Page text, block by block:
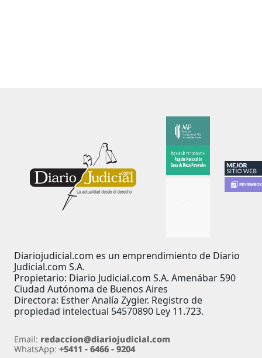
Diariojudicial.com es un emprendimiento de Diario
Judicial.com S.A.
Propietario: Diario Judicial.com S.A. Amenábar 590
Ciudad Autónoma de Buenos Aires
Directora: Esther Analía Zygier. Registro de
propiedad intelectual 54570890 Ley 11.723.